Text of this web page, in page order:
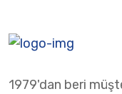
1979'dan beri